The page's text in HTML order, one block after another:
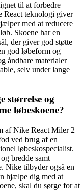
til at forbedre
React teknologi giver
med at reducere
Skoene har en
der giver god støtte
god løbeform og
åndbare materialer
selv under lange
størrelse og
løbeskoene?
af Nike React Miler 2
ved brug af en
løbeskospecialist.
bredde samt
Nike tilbyder også en
hjælpe dig med at
skal du sørge for at